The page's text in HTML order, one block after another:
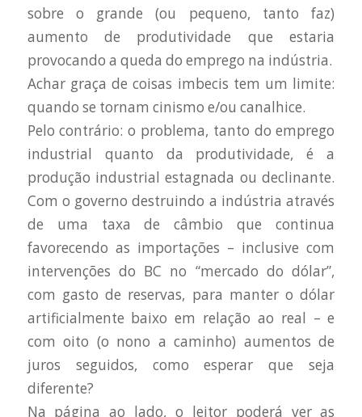
sobre o grande (ou pequeno, tanto faz)
aumento de produtividade que estaria
provocando a queda do emprego na indústria.
Achar graça de coisas imbecis tem um limite:
quando se tornam cinismo e/ou canalhice.
Pelo contrário: o problema, tanto do emprego
industrial quanto da produtividade, é a
produção industrial estagnada ou declinante.
Com o governo destruindo a indústria através
de uma taxa de câmbio que continua
favorecendo as importações – inclusive com
intervenções do BC no “mercado do dólar”,
com gasto de reservas, para manter o dólar
artificialmente baixo em relação ao real – e
com oito (o nono a caminho) aumentos de
juros seguidos, como esperar que seja
diferente?
Na página ao lado, o leitor poderá ver as